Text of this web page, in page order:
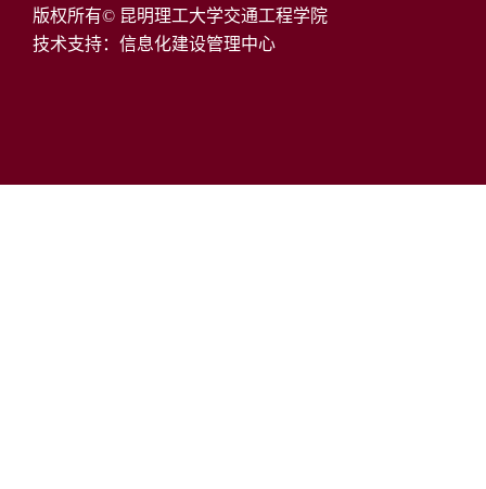
版权所有© 昆明理工大学交通工程学院
技术支持：信息化建设管理中心